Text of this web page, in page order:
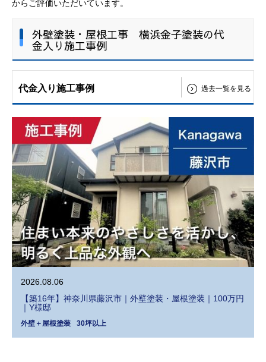
からご評価いただいています。
外壁塗装・屋根工事 横浜金子塗装の代
金入り施工事例
代金入り施工事例
【築16年】神奈川県藤沢市｜外壁塗装・屋根塗装｜100万円
｜Y様邸
2026.08.06
外壁＋屋根塗装 30坪以上
過去一覧を見る